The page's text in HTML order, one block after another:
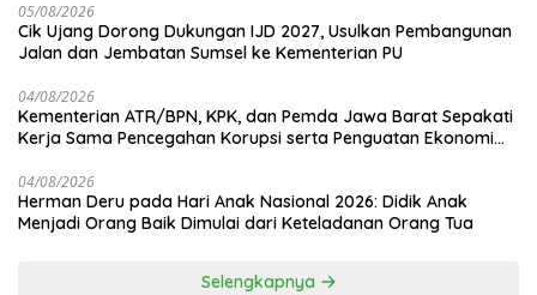
05/08/2026
Cik Ujang Dorong Dukungan IJD 2027, Usulkan Pembangunan
Jalan dan Jembatan Sumsel ke Kementerian PU
04/08/2026
Kementerian ATR/BPN, KPK, dan Pemda Jawa Barat Sepakati
Kerja Sama Pencegahan Korupsi serta Penguatan Ekonomi
04/08/2026
Herman Deru pada Hari Anak Nasional 2026: Didik Anak
Menjadi Orang Baik Dimulai dari Keteladanan Orang Tua
Selengkapnya